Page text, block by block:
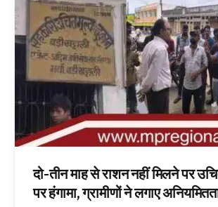
दो-तीन माह से राशन नहीं मिलने पर
पर हंगामा, ग्रामीणों ने लगाए